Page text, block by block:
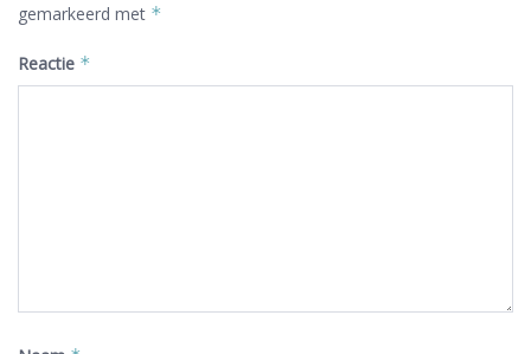
gemarkeerd met *
Reactie *